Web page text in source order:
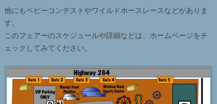
他にもベビーコンテストやワイルドホースレースなどがありま
す。
このフェアーのスケジュールや詳細などは、ホームページをチ
ェックしてみてください。